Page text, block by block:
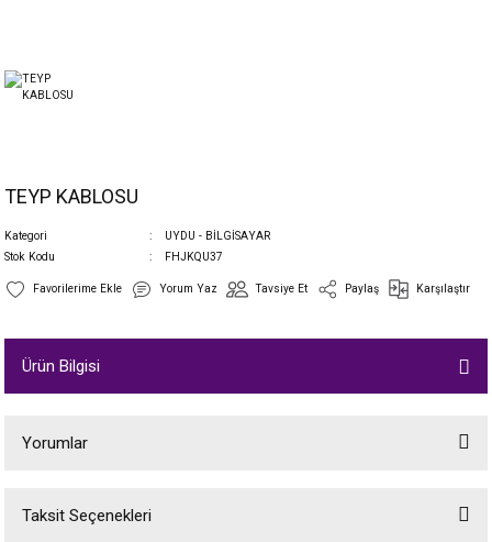
TEYP KABLOSU
Kategori
UYDU - BİLGİSAYAR
Stok Kodu
FHJKQU37
Yorum Yaz Tavsiye Et Paylaş Karşılaştır
Ürün Bilgisi
Yorumlar
Taksit Seçenekleri